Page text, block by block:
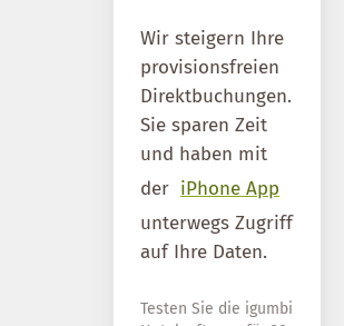
Wir steigern Ihre
provisionsfreien
Direktbuchungen.
Sie sparen Zeit
und haben mit
der iPhone App
unterwegs Zugriff
auf Ihre Daten.
Testen Sie die igumbi